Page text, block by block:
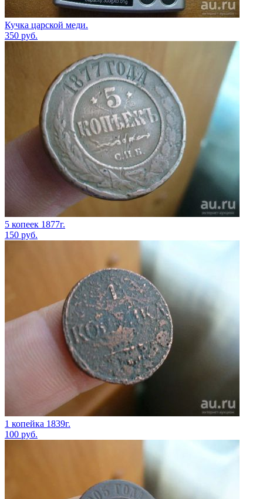
Кучка царской меди.
350 руб.
5 копеек 1877г.
150 руб.
1 копейка 1839г.
100 руб.